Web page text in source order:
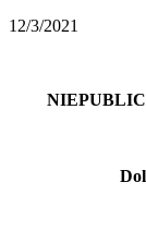
12/3/2021